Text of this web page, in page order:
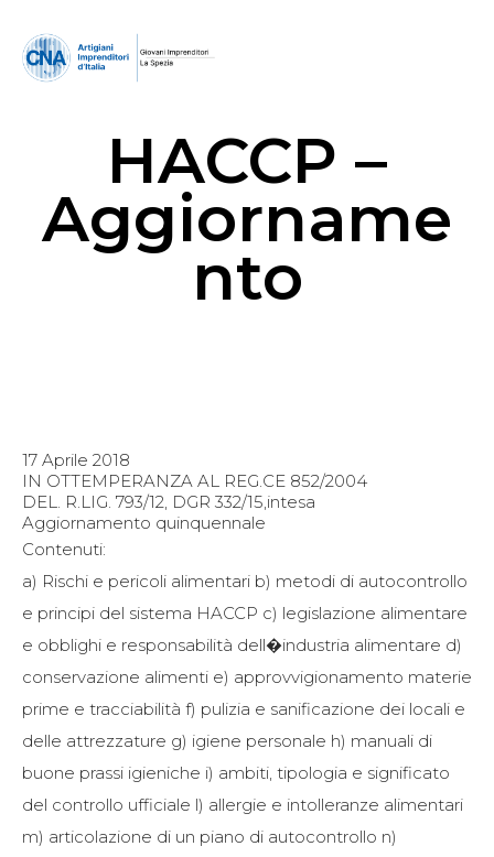
HACCP –
Aggiorname
nto
17 Aprile 2018
IN OTTEMPERANZA AL REG.CE 852/2004
DEL. R.LIG. 793/12, DGR 332/15,intesa
Aggiornamento quinquennale
Contenuti:
a) Rischi e pericoli alimentari b) metodi di autocontrollo
e principi del sistema HACCP c) legislazione alimentare
e obblighi e responsabilità dell�industria alimentare d)
conservazione alimenti e) approvvigionamento materie
prime e tracciabilità f) pulizia e sanificazione dei locali e
delle attrezzature g) igiene personale h) manuali di
buone prassi igieniche i) ambiti, tipologia e significato
del controllo ufficiale l) allergie e intolleranze alimentari
m) articolazione di un piano di autocontrollo n)